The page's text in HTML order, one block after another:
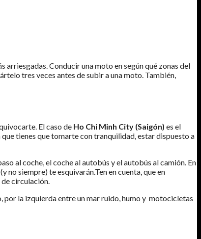
arriesgadas. Conducir una moto en según qué zonas del
tres veces antes de subir a una moto. También,
El caso de Ho Chi Minh City (Saigón) es el
tienes que tomarte con tranquilidad, estar dispuesto a
al coche, el coche al autobús y el autobús al camión. En
no siempre) te esquivarán.Ten en cuenta, que en
circulación.
por la izquierda entre un mar ruido, humo y motocicletas